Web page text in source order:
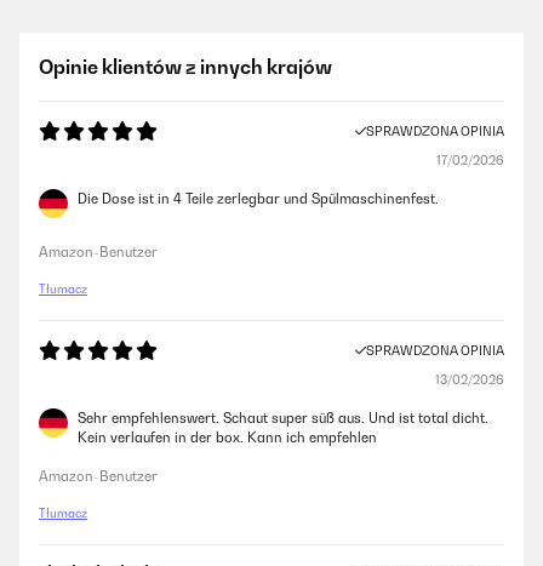
Opinie klientów z innych krajów
SPRAWDZONA OPINIA
17/02/2026
Die Dose ist in 4 Teile zerlegbar und Spülmaschinenfest.
Amazon-Benutzer
Tłumacz
SPRAWDZONA OPINIA
13/02/2026
Sehr empfehlenswert. Schaut super süß aus. Und ist total dicht.
Kein verlaufen in der box. Kann ich empfehlen
Amazon-Benutzer
Tłumacz